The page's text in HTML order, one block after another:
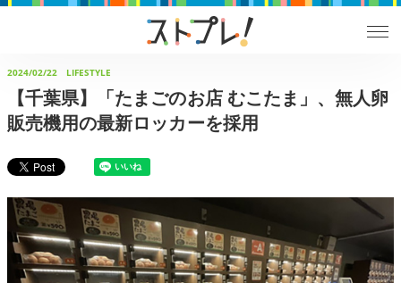
2024/02/22 LIFESTYLE
【千葉県】「たまごのお店 むこたま」、無人卵
販売機用の最新ロッカーを採用